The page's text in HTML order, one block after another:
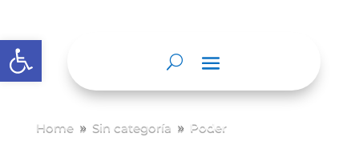
Abrir barra de herramientas
Home 9 Sin categoría 9 Poder